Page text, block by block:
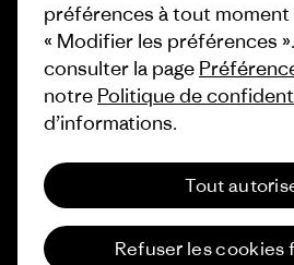
© 2026 Patagonia, Inc. All Rights Reserved.
français
préférences à tout
« Modifier les préférences
consulter la page
notre Politique de
d’informations.
Tout
Refuser les